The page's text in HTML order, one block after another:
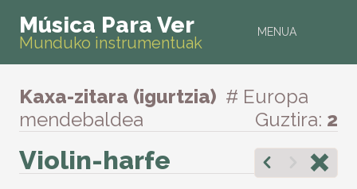
MENUA
Música Para Ver
Munduko instrumentuak
Kaxa-zitara (igurtzia) # Europa
mendebaldea
Guztira: 2
Violin-harfe